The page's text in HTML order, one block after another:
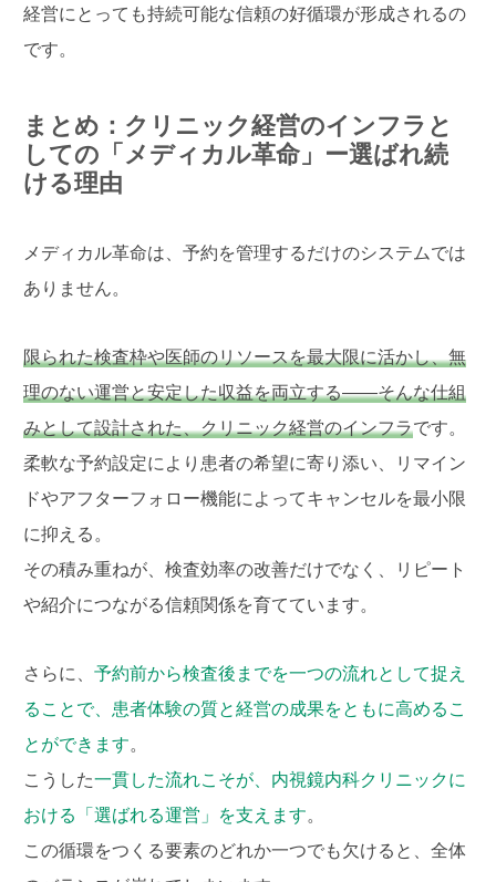
経営にとっても持続可能な信頼の好循環が形成されるの
です。
まとめ：クリニック経営のインフラと
しての「メディカル革命」ー選ばれ続
ける理由
メディカル革命は、予約を管理するだけのシステムでは
ありません。
限られた検査枠や医師のリソースを最大限に活かし、無
理のない運営と安定した収益を両立する――そんな仕組
みとして設計された、クリニック経営のインフラです。
柔軟な予約設定により患者の希望に寄り添い、リマイン
ドやアフターフォロー機能によってキャンセルを最小限
に抑える。
その積み重ねが、検査効率の改善だけでなく、リピート
や紹介につながる信頼関係を育てています。
さらに、 予約前から検査後までを一つの流れとして捉え
ることで、患者体験の質と経営の成果をともに高めるこ
とができます。
こうした一貫した流れこそが、内視鏡内科クリニックに
おける「選ばれる運営」を支えます。
この循環をつくる要素のどれか一つでも欠けると、全体